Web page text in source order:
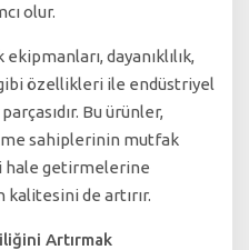
olur.
dayanıklılık,
özellikleri ile endüstriyel
Bu ürünler,
sahiplerinin mutfak
hale getirmelerine
kalitesini de artırır.
Artırmak